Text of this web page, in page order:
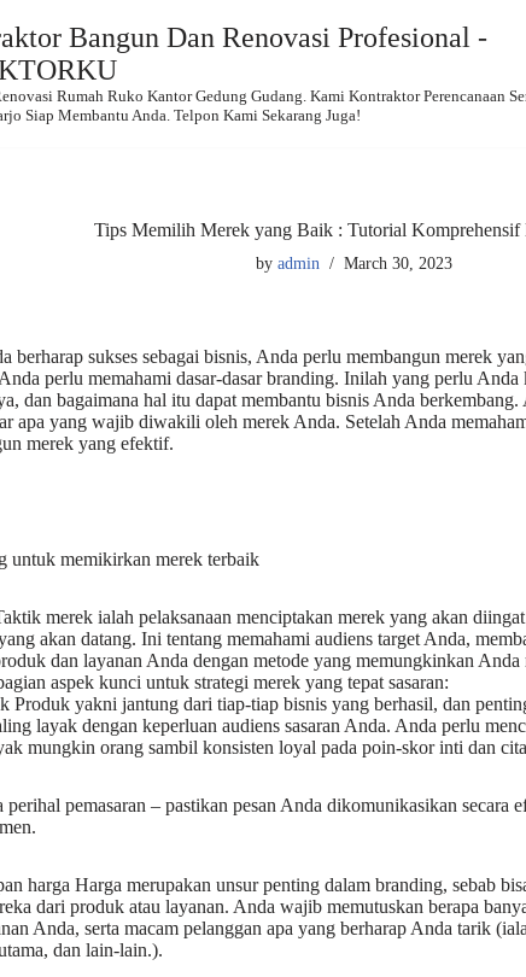
Bangun Dan Renovasi Profesional -
Rumah Ruko Kantor Gedung Gudang. Kami Kontraktor Perencanaan
Siap Membantu Anda. Telpon Kami Sekarang Juga!
Tips Memilih Merek yang Baik : Tutorial
by admin March 30, 2023
berharap sukses sebagai bisnis, Anda perlu membangun merek
perlu memahami dasar-dasar branding. Inilah yang perlu Anda
dan bagaimana hal itu dapat membantu bisnis Anda
apa yang wajib diwakili oleh merek Anda. Setelah Anda
merek yang efektif.
untuk memikirkan merek terbaik
merek ialah pelaksanaan menciptakan merek yang akan
akan datang. Ini tentang memahami audiens target Anda,
dan layanan Anda dengan metode yang memungkinkan Anda
aspek kunci untuk strategi merek yang tepat sasaran:
Produk yakni jantung dari tiap-tiap bisnis yang berhasil, dan
layak dengan keperluan audiens sasaran Anda. Anda perlu
mungkin orang sambil konsisten loyal pada poin-skor inti dan
perihal pemasaran – pastikan pesan Anda dikomunikasikan secara
harga Harga merupakan unsur penting dalam branding, sebab
dari produk atau layanan. Anda wajib memutuskan berapa
Anda, serta macam pelanggan apa yang berharap Anda tarik
dan lain-lain.).